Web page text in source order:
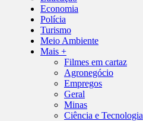
Economia
Polícia
Turismo
Meio Ambiente
Mais +
Filmes em cartaz
Agronegócio
Empregos
Geral
Minas
Ciência e Tecnologia